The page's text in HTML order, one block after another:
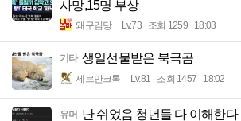
사망,15명 부상
왜구김당 Lv.73 조회 1259 18:03
기타 생일선물받은 북극곰
제르만크록 Lv.81 조회 1457 18:02
유머 난 쉬었음 청년들 다 이해한다